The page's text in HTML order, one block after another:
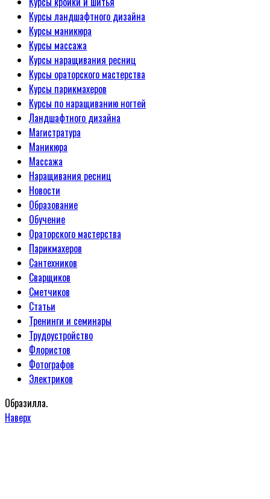
Курсы ландшафтного дизайна
Курсы маникюра
Курсы массажа
Курсы наращивания ресниц
Курсы ораторского мастерства
Курсы парикмахеров
Курсы по наращиванию ногтей
Ландшафтного дизайна
Магистратура
Маникюра
Массажа
Наращивания ресниц
Новости
Образование
Обучение
Ораторского мастерства
Парикмахеров
Сантехников
Сварщиков
Сметчиков
Статьи
Тренинги и семинары
Трудоустройство
Флористов
Фотографов
Электриков
Образилла.
Наверх